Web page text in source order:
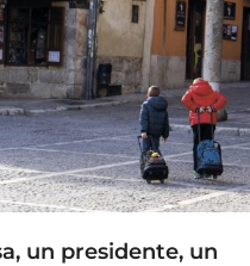
un presidente, un